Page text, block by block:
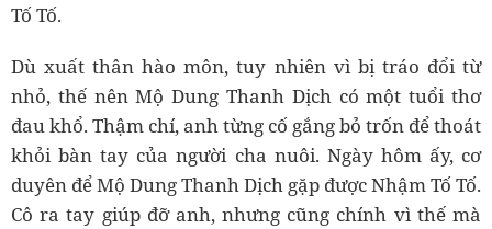
Tố Tố.
Dù xuất thân hào môn, tuy nhiên vì bị tráo đổi từ
nhỏ, thế nên Mộ Dung Thanh Dịch có một tuổi thơ
đau khổ. Thậm chí, anh từng cố gắng bỏ trốn để thoát
khỏi bàn tay của người cha nuôi. Ngày hôm ấy, cơ
duyên để Mộ Dung Thanh Dịch gặp được Nhậm Tố Tố.
Cô ra tay giúp đỡ anh, nhưng cũng chính vì thế mà